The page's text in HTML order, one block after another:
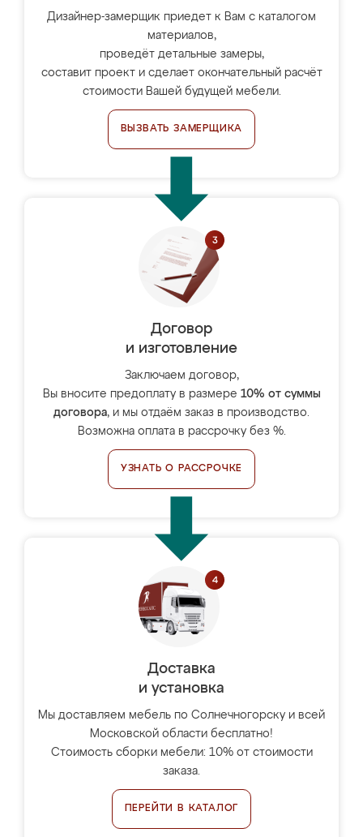
Дизайнер-замерщик приедет к Вам с каталогом
материалов,
проведёт детальные замеры,
составит проект и сделает окончательный расчёт
стоимости Вашей будущей мебели.
ВЫЗВАТЬ ЗАМЕРЩИКА
Договор
и изготовление
Заключаем договор,
Вы вносите предоплату в размере 10% от суммы
договора, и мы отдаём заказ в производство.
Возможна оплата в рассрочку без %.
УЗНАТЬ О РАССРОЧКЕ
Доставка
и установка
Мы доставляем мебель по Солнечногорску и всей
Московской области бесплатно!
Стоимость сборки мебели: 10% от стоимости
заказа.
ПЕРЕЙТИ В КАТАЛОГ